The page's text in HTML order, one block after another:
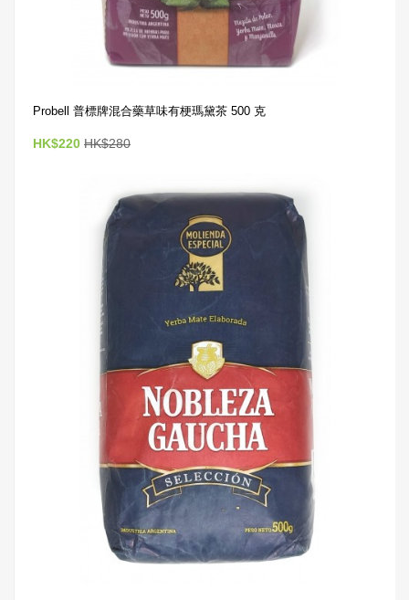
Probell 普標牌混合藥草味有梗瑪黛茶 500 克
HK$220 HK$280